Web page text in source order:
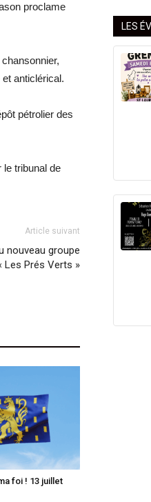
proclame
anticlérical.
pétrolier des
le tribunal de
Article suivant
nouveau groupe
Les Prés Verts »
foi ! 13 juillet
LES